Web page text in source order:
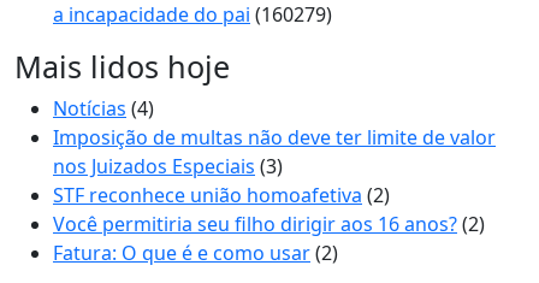
a incapacidade do pai (160279)
Mais lidos hoje
Notícias (4)
Imposição de multas não deve ter limite de valor
nos Juizados Especiais (3)
STF reconhece união homoafetiva (2)
Você permitiria seu filho dirigir aos 16 anos?(2)
Fatura: O que é e como usar(2)